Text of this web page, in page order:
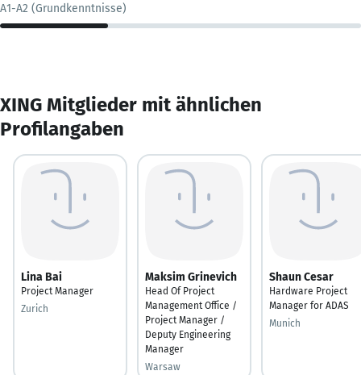
A1-A2 (Grundkenntnisse)
XING Mitglieder mit ähnlichen
Profilangaben
Lina Bai
Project Manager
Zurich
Maksim Grinevich
Head Of Project
Management Office /
Project Manager /
Deputy Engineering
Manager
Warsaw
Shaun Cesar
Hardware Project
Manager for ADAS
Munich